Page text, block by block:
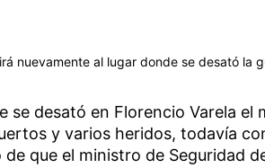
nuevamente al lugar donde se desató la
desató en Florencio Varela el
y varios heridos, todavía
que el ministro de Seguridad